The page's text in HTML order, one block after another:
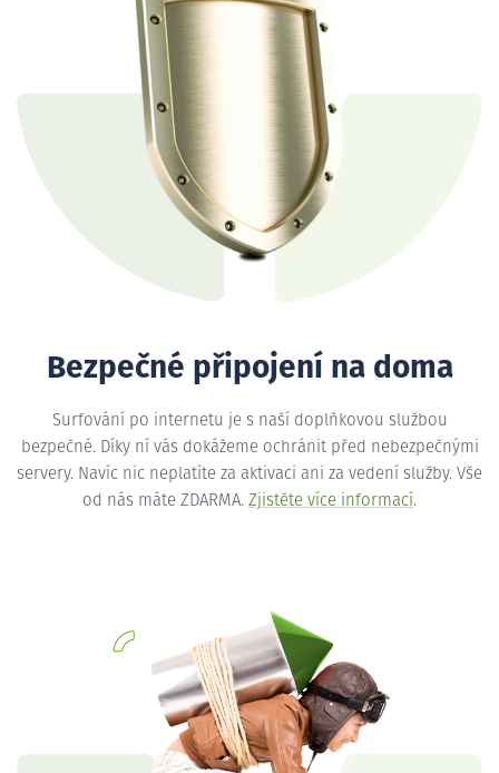
Bezpečné připojení na doma
Surfování po internetu je s naší doplňkovou službou
bezpečné. Díky ní vás dokážeme ochránit před nebezpečnými
servery. Navíc nic neplatíte za aktivaci ani za vedení služby. Vše
od nás máte ZDARMA. Zjistěte více informací.